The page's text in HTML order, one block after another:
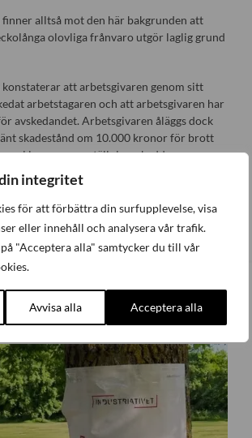
integritet
för att förbättra din surfupplevelse, visa
eller innehåll och analysera vår trafik.
"Acceptera alla" samtycker du till vår
Avvisa alla Acceptera alla
alltså mot den här bakgrunden att
olovliga frånvaro utgör laglig grund
att arbetsgivaren genom sitt
arbetstagaren och att arbetsgivaren har
avskedandet. Arbetsgivaren åläggs dock
skadestånd om 10.000 kronor för brott
i lagen om anställningsskydd.
Senaste nytt